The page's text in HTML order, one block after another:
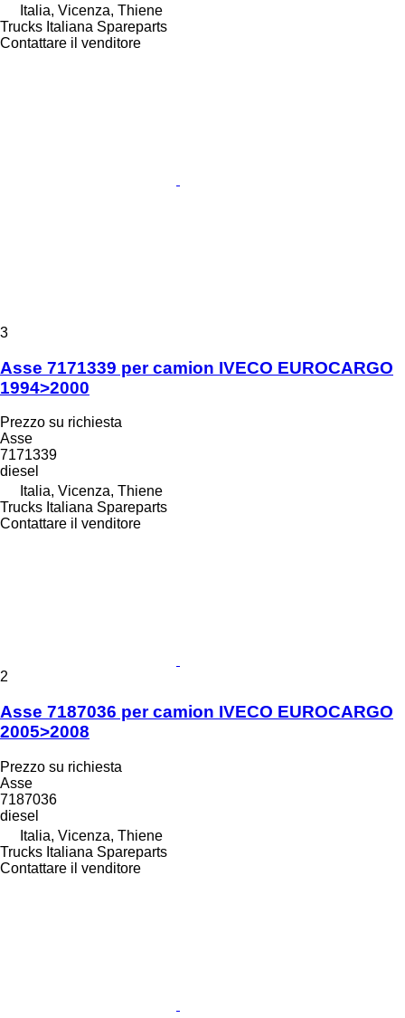
Italia, Vicenza, Thiene
Trucks Italiana Spareparts
Contattare il venditore
3
Asse 7171339 per camion IVECO EUROCARGO
1994>2000
Prezzo su richiesta
Asse
7171339
diesel
Italia, Vicenza, Thiene
Trucks Italiana Spareparts
Contattare il venditore
2
Asse 7187036 per camion IVECO EUROCARGO
2005>2008
Prezzo su richiesta
Asse
7187036
diesel
Italia, Vicenza, Thiene
Trucks Italiana Spareparts
Contattare il venditore